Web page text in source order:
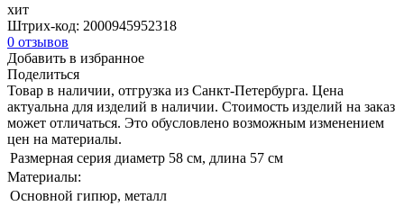
хит
Штрих-код: 2000945952318
0 отзывов
Добавить в избранное
Поделиться
Товар в наличии, отгрузка из Санкт-Петербурга. Цена
актуальна для изделий в наличии. Стоимость изделий на заказ
может отличаться. Это обусловлено возможным изменением
цен на материалы.
Размерная серия диаметр 58 см, длина 57 см
Материалы:
Основной гипюр, металл